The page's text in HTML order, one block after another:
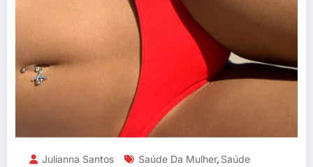
Julianna Santos Saúde Da Mulher, Saúde